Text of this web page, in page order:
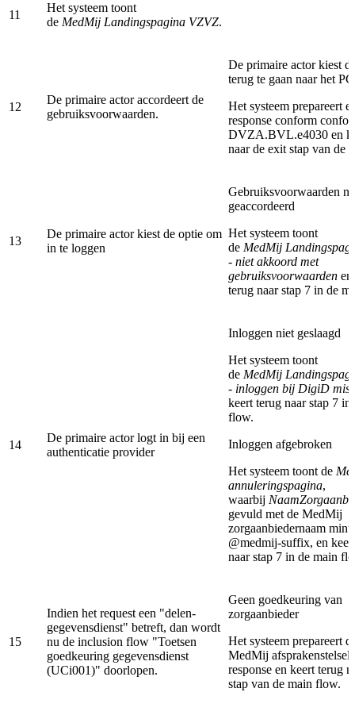
11
Het systeem toont
de MedMij Landingspagina VZVZ.
12
De primaire actor accordeert de
gebruiksvoorwaarden.
De primaire actor kiest
terug te gaan naar het
Het systeem prepareert
response conform
DVZA.BVL.e4030 en
naar de exit stap van de
13
De primaire actor kiest de optie om
in te loggen
Gebruiksvoorwaarden
geaccordeerd
Het systeem toont
de MedMij
- niet akkoord met
gebruiksvoorwaarden
terug naar stap 7 in de
14
De primaire actor logt in bij een
authenticatie provider
Inloggen niet geslaagd
Het systeem toont
de MedMij
- inloggen bij DigiD
keert terug naar stap 7 in
flow.
Inloggen afgebroken
Het systeem toont de
annuleringspagina,
waarbij
gevuld met de MedMij
zorgaanbiedernaam
@medmij-suffix, en
naar stap 7 in de main
15
Indien het request een "delen-
gegevensdienst" betreft, dan wordt
nu de inclusion flow "Toetsen
goedkeuring gegevensdienst
(UCi001)" doorlopen.
Geen goedkeuring van
zorgaanbieder
Het systeem prepareert
MedMij afsprakenstelsel
response en keert terug
stap van de main flow.